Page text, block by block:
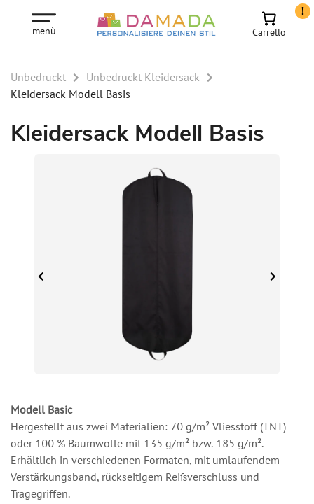
menù Carrello
Unbedruckt
Unbedruckt Kleidersack
Kleidersack Modell Basis
Kleidersack Modell Basis
Modell Basic
Hergestellt aus zwei Materialien: 70 g/m² Vliesstoff (TNT)
oder 100 % Baumwolle mit 135 g/m² bzw. 185 g/m².
Erhältlich in verschiedenen Formaten, mit umlaufendem
Verstärkungsband, rückseitigem Reißverschluss und
Tragegriffen.
!